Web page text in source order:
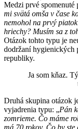
Medzi prvé spomenuté
mi svätá omša v čase
nemohol na prvý
hriechy? Musím sa z
Otázok tohto typu je
dodržaní hygienických
republiky.
Ja som kňaz.
Druhá skupina otázok
vyjadrenia typu: „Pán
zomrieme. Čo máme
má 70 rokov. Čo by